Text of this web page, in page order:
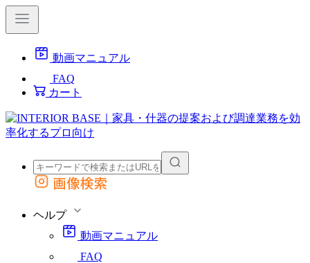
動画マニュアル
FAQ
カート
外部サイトの商品をカートに追加
画像検索
ヘルプ
動画マニュアル
FAQ